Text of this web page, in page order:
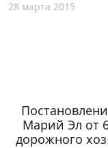
28 марта 2015
Марий Эл от
дорожного